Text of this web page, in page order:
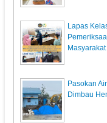
Lapas
Masyarakat
Pasokan
Dimbau